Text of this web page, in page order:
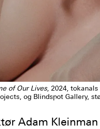
of Our Lives, 2024, tokanals
og Blindspot Gallery,
Adam